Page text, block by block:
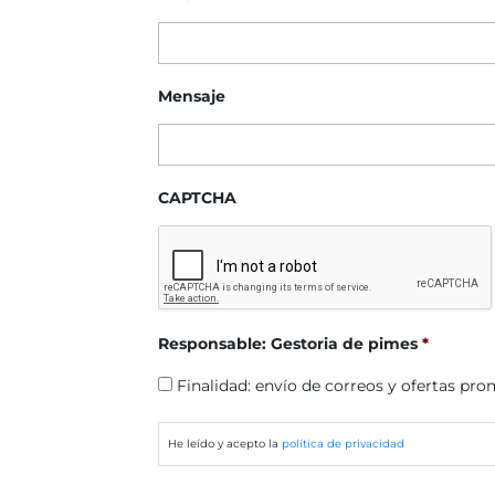
Mensaje
CAPTCHA
Responsable: Gestoria de pimes *
Finalidad: envío de correos y ofertas
He leído y acepto la política de privacidad